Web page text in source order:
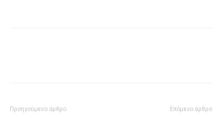
Προηγούμενο άρθρο Επόμενο άρθρο